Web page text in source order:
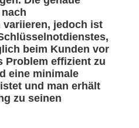
jedoch ist
beim Kunden vor
Problem effizient zu
eine minimale
und man erhält
zu seinen